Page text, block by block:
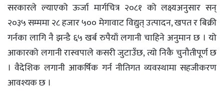
सरकारले ल्याएको ऊर्जा मार्गचित्र २०८१ को लक्ष्यअनुसार सन्
२०३५ सम्ममा २८ हजार ५०० मेगावाट विद्युत् उत्पादन, खपत र बिक्री
गर्नका लागि नै झन्डै ६५ खर्ब रुपैयाँ लगानी चाहिने अनुमान छ । यो
आकारको लगानी रास्वपाले कसरी जुटाउँछ, त्यो निकै चुनौतीपूर्ण छ
। वैदेशिक लगानी आकर्षिक गर्न नीतिगत व्यवस्थामा सहजीकरण
आवश्यक छ ।